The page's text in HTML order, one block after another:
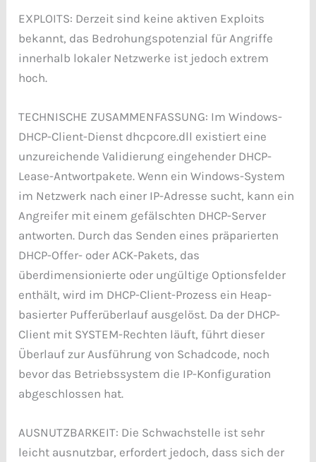
EXPLOITS: Derzeit sind keine aktiven Exploits
bekannt, das Bedrohungspotenzial für Angriffe
innerhalb lokaler Netzwerke ist jedoch extrem
hoch.
TECHNISCHE ZUSAMMENFASSUNG: Im Windows-
DHCP-Client-Dienst dhcpcore.dll existiert eine
unzureichende Validierung eingehender DHCP-
Lease-Antwortpakete. Wenn ein Windows-System
im Netzwerk nach einer IP-Adresse sucht, kann ein
Angreifer mit einem gefälschten DHCP-Server
antworten. Durch das Senden eines präparierten
DHCP-Offer- oder ACK-Pakets, das
überdimensionierte oder ungültige Optionsfelder
enthält, wird im DHCP-Client-Prozess ein Heap-
basierter Pufferüberlauf ausgelöst. Da der DHCP-
Client mit SYSTEM-Rechten läuft, führt dieser
Überlauf zur Ausführung von Schadcode, noch
bevor das Betriebssystem die IP-Konfiguration
abgeschlossen hat.
AUSNUTZBARKEIT: Die Schwachstelle ist sehr
leicht ausnutzbar, erfordert jedoch, dass sich der